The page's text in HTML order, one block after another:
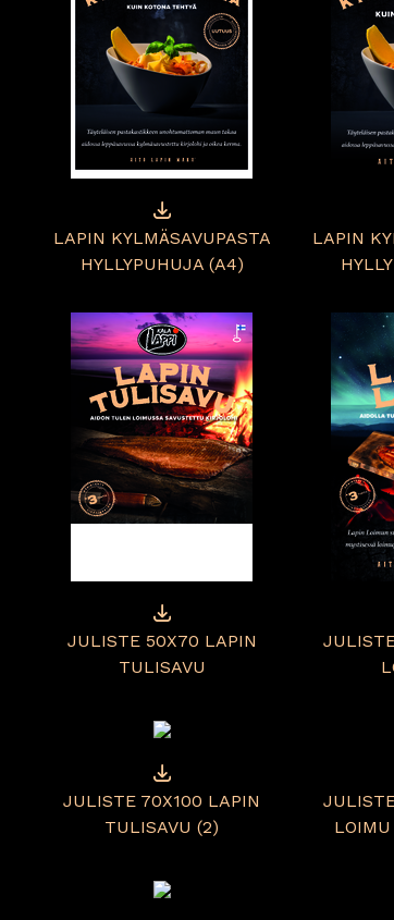
LAPIN KYLMÄSAVUPASTA
HYLLYPUHUJA (A4)
LAPIN
JULISTE 50X70 LAPIN
TULISAVU
JULISTE 70X100 LAPIN
TULISAVU (2)